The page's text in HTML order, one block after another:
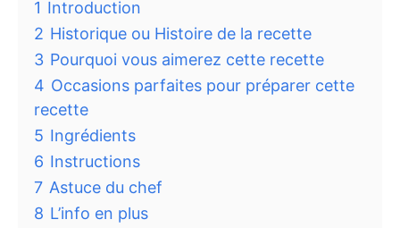
1 Introduction
2 Historique ou Histoire de la recette
3 Pourquoi vous aimerez cette recette
4 Occasions parfaites pour préparer cette
recette
5 Ingrédients
6 Instructions
7 Astuce du chef
8 L’info en plus